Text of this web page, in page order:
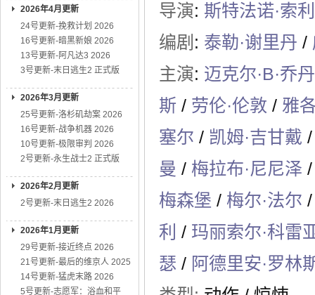
2026年4月更新
24号更新-挽救计划 2026
16号更新-暗黑新娘 2026
13号更新-阿凡达3 2026
3号更新-末日逃生2 正式版
2026年3月更新
25号更新-洛杉矶劫案 2026
16号更新-战争机器 2026
10号更新-极限审判 2026
2号更新-永生战士2 正式版
2026年2月更新
2号更新-末日逃生2 2026
2026年1月更新
29号更新-接近终点 2026
21号更新-最后的维京人 2025
14号更新-猛虎末路 2026
5号更新-志愿军：浴血和平
导演: 斯特法诺·索
编剧 : 泰勒·谢里丹 /
主演: 迈克尔·B·乔丹
斯 / 劳伦·伦敦 / 雅
塞尔 / 凯姆·吉甘戴 /
曼 / 梅拉布·尼尼泽 /
梅森堡 / 梅尔·法尔 /
利 / 玛丽索尔·科雷
瑟 / 阿德里安·罗林